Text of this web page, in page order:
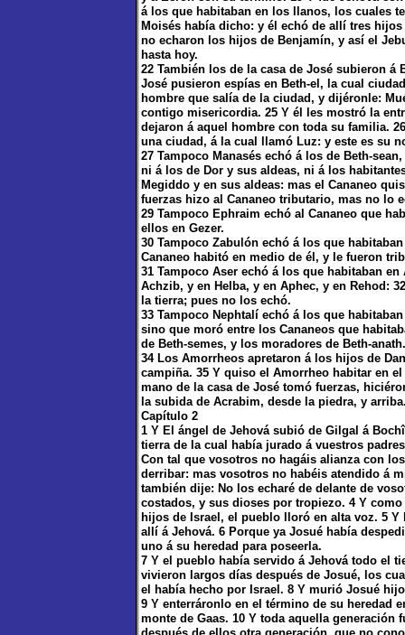
á los que habitaban en los llanos, los cuales
Moisés había dicho: y él echó de allí tres
no echaron los hijos de Benjamín, y así el
hasta hoy.
22 También los de la casa de José subieron á
José pusieron espías en Beth-el, la cual
hombre que salía de la ciudad, y dijéronle:
contigo misericordia. 25 Y él les mostró la
dejaron á aquel hombre con toda su familia.
una ciudad, á la cual llamó Luz: y este es su
27 Tampoco Manasés echó á los de Beth-
ni á los de Dor y sus aldeas, ni á los
Megiddo y en sus aldeas: mas el Cananeo
fuerzas hizo al Cananeo tributario, mas no lo
29 Tampoco Ephraim echó al Cananeo que
ellos en Gezer.
30 Tampoco Zabulón echó á los que
Cananeo habitó en medio de él, y le fueron
31 Tampoco Aser echó á los que habitaban
Achzib, y en Helba, y en Aphec, y en Rehod:
la tierra; pues no los echó.
33 Tampoco Nephtalí echó á los que
sino que moró entre los Cananeos que
de Beth-semes, y los moradores de Beth-anath.
34 Los Amorrheos apretaron á los hijos de
campiña. 35 Y quiso el Amorrheo habitar en
mano de la casa de José tomó fuerzas,
la subida de Acrabim, desde la piedra, y
Capítulo 2
1 Y El ángel de Jehová subió de Gilgal á
tierra de la cual había jurado á vuestros
Con tal que vosotros no hagáis alianza con
derribar: mas vosotros no habéis atendido á
también dije: No los echaré de delante de
costados, y sus dioses por tropiezo. 4 Y
hijos de Israel, el pueblo lloró en alta voz. 5
allí á Jehová. 6 Porque ya Josué había
uno á su heredad para poseerla.
7 Y el pueblo había servido á Jehová todo el
vivieron largos días después de Josué, los
el había hecho por Israel. 8 Y murió Josué
9 Y enterráronlo en el término de su heredad
monte de Gaas. 10 Y toda aquella